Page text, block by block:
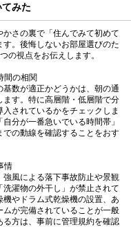
みた
さの裏で「住んでみて初めて
。後悔しないお部屋選びのた
の視点をお伝えします。
間の相関
数が適正かどうかは、朝の通
す。特に高層階・低層階で分
されているかをチェックしま
分が一番急いでいる時間帯」
の動線を確認することをおす
情
風による落下事故防止や景観
濯物の外干し」が禁止されて
やドラム式乾燥機の設置、あ
が完備されていることが一般
方は、事前に管理規約を確認